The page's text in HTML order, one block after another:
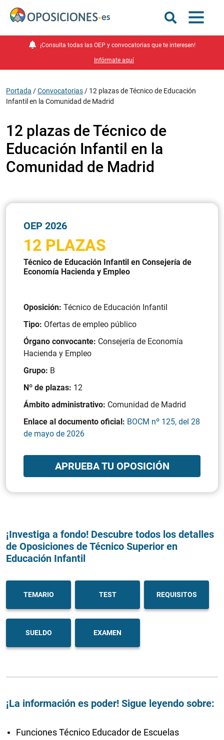
¡Consulta todas las OEP y convocatorias que te interesen!
Infórmate aquí
Portada /Convocatorias / 12 plazas de Técnico de Educación
Infantil en la Comunidad de Madrid
12 plazas de Técnico de
Educación Infantil en la
Comunidad de Madrid
OEP 2026
12 PLAZAS
Técnico de Educación Infantil en Consejería de
Economía Hacienda y Empleo
Oposición: Técnico de Educación Infantil
Tipo: Ofertas de empleo público
Órgano convocante: Consejería de Economía
Hacienda y Empleo
Grupo: B
Nº de plazas: 12
Ámbito administrativo: Comunidad de Madrid
Enlace al documento oficial: BOCM nº 125, del 28
de mayo de 2026
APRUEBA TU OPOSICIÓN
¡Investiga a fondo! Descubre todos los detalles
de Oposiciones de Técnico Superior en
Educación Infantil
TEMARIO TEST REQUISITOS
SUELDO EXAMEN
¡La información es poder! Sigue leyendo sobre:
Funciones Técnico Educador de Escuelas